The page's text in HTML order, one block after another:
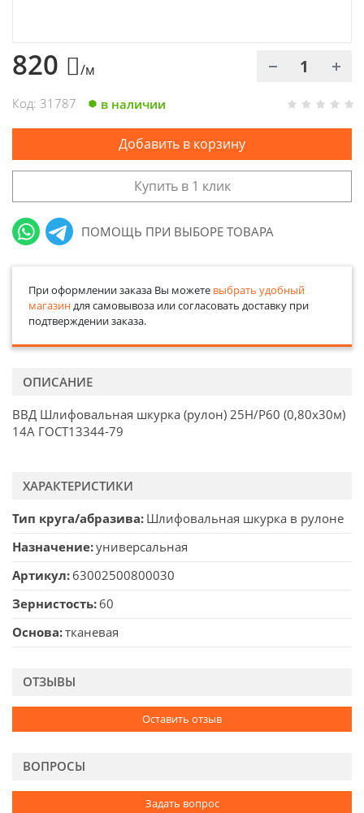
820 /м
Код: 31787 в наличии
Добавить в корзину
Купить в 1 клик
ПОМОЩЬ ПРИ ВЫБОРЕ ТОВАРА
При оформлении заказа Вы можете выбрать удобный
магазиндля самовывоза или согласовать доставку при
подтверждении заказа.
ОПИСАНИЕ
ВВД Шлифовальная шкурка (рулон) 25Н/Р60 (0,80х30м)
14А ГОСТ13344-79
ХАРАКТЕРИСТИКИ
Тип круга/абразива Шлифовальная шкурка в рулоне
Назначение универсальная
Артикул 63002500800030
Зернистость 60
Основа тканевая
ОТЗЫВЫ
Оставить отзыв
ВОПРОСЫ
Задать вопрос